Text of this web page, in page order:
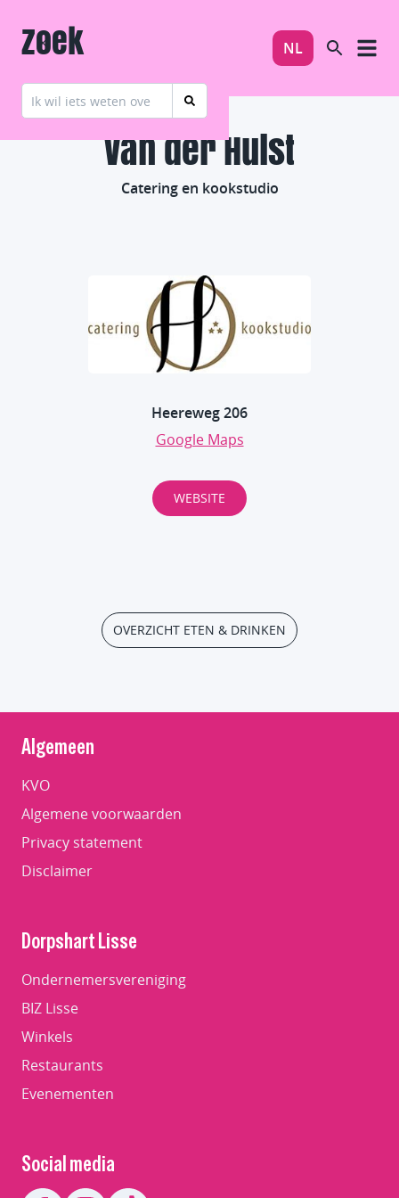
NL
Zoek
Van der Hulst
Catering en kookstudio
Heereweg 206
Google Maps
WEBSITE
OVERZICHT ETEN & DRINKEN
Algemeen
KVO
Algemene voorwaarden
Privacy statement
Disclaimer
Dorpshart Lisse
Ondernemersvereniging
BIZ Lisse
Winkels
Restaurants
Evenementen
Social media